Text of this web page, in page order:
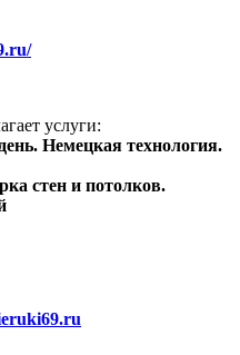
услуги:
Немецкая технология.
стен и потолков.